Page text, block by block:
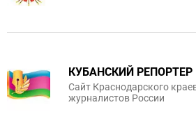
КУБАНСКИЙ РЕПОРТЕР
Сайт Краснодарского
журналистов России